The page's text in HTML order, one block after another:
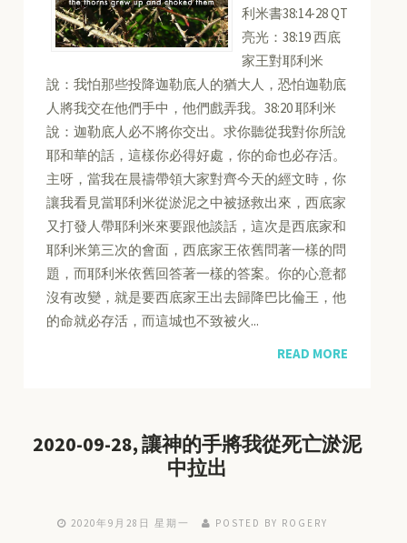
利米書38:14-28 QT
亮光：38:19 西底
家王對耶利米
說：我怕那些投降迦勒底人的猶大人，恐怕迦勒底
人將我交在他們手中，他們戲弄我。38:20 耶利米
說：迦勒底人必不將你交出。求你聽從我對你所說
耶和華的話，這樣你必得好處，你的命也必存活。
主呀，當我在晨禱帶領大家對齊今天的經文時，你
讓我看見當耶利米從淤泥之中被拯救出來，西底家
又打發人帶耶利米來要跟他談話，這次是西底家和
耶利米第三次的會面，西底家王依舊問著一樣的問
題，而耶利米依舊回答著一樣的答案。你的心意都
沒有改變，就是要西底家王出去歸降巴比倫王，他
的命就必存活，而這城也不致被火...
READ MORE
2020-09-28, 讓神的手將我從死亡淤泥
中拉出
2020年9月28日 星期一 POSTED BY ROGERY